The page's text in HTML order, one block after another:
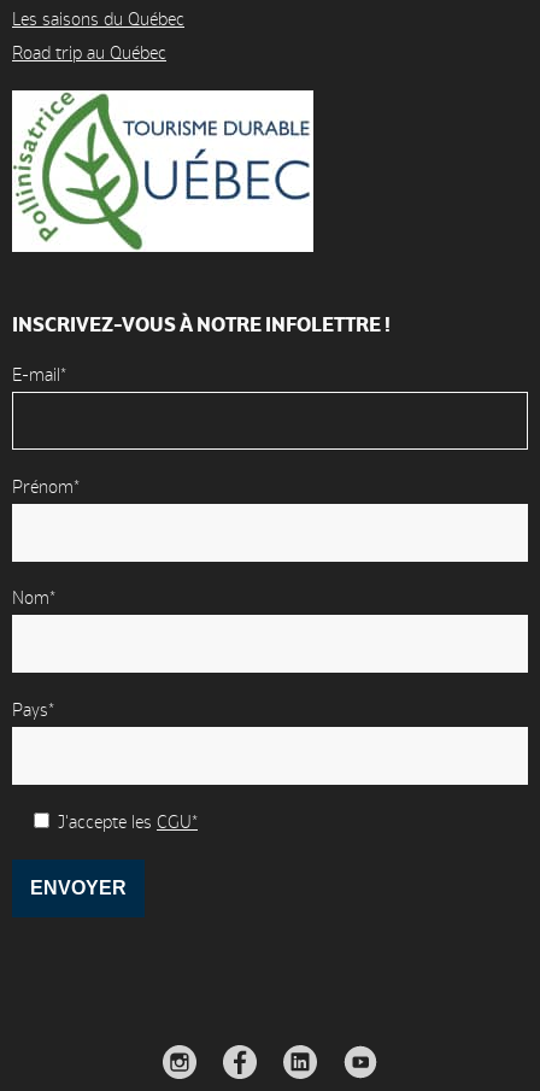
Les saisons du Québec
Road trip au Québec
INSCRIVEZ-VOUS À NOTRE INFOLETTRE !
E-mail*
Prénom*
Nom*
Pays*
J'accepte les CGU*